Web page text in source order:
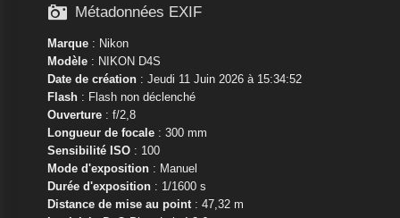
 Métadonnées EXIF
Marque: Nikon
Modèle: NIKON D4S
Date de création: Jeudi 11 Juin 2026 à 15:34:52
Flash: Flash non déclenché
Ouverture: f/2,8
Longueur de focale: 300 mm
Sensibilité ISO: 100
Mode d'exposition: Manuel
Durée d'exposition: 1/1600 s
Distance de mise au point: 47,32 m